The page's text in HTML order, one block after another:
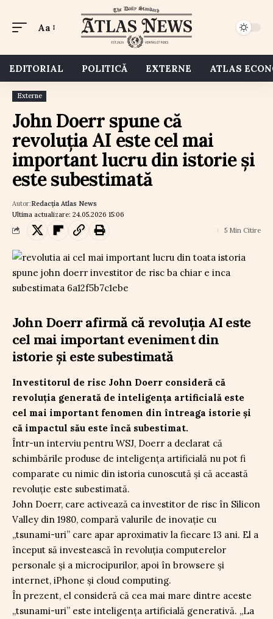
Aa
EDITORIAL POLITICĂ EXTERNE ATLAS
Externe
John Doerr spune că
revoluția AI este cel mai
important lucru din istorie și
este subestimată
Ultima actualizare: 24.05.2026 15:06
Autor:Redacția Atlas News
5 Min Citire
John Doerr afirmă că revoluția AI este
cel mai important eveniment din
istorie și este subestimată
Investitorul de risc John Doerr consideră că
revoluția generată de inteligența artificială este
cel mai important fenomen din întreaga istorie și
că impactul său este încă subestimat.
Într-un interviu pentru WSJ, Doerr a declarat că
schimbările produse de inteligența artificială nu pot fi
comparate cu nimic din istoria cunoscută și că această
revoluție este subestimată.
John Doerr, care activează ca investitor de risc în Silicon
Valley din 1980, compară valurile de inovație cu
„tsunami-uri” care apar aproximativ la fiecare 13 ani. El a
început să investească în revoluția computerelor
personale și a microcipurilor, apoi în browsere și
internet, iPhone și cloud computing.
În prezent, el consideră că cea mai mare dintre aceste
„tsunami-uri” este inteligența artificială generativă. „La